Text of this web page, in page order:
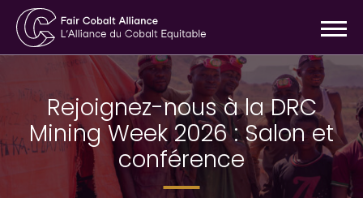
Rejoignez-nous à la DRC
Mining Week 2026 : Salon et
conférence